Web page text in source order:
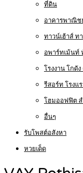
ที่ดิน
อาคารพาณิช
ทาวน์เฮ้าส์ ท
อพาร์ทเม้นท์
โรงงาน โกดั
รีสอร์ท โรงแ
โฮมออฟฟิต
อื่นๆ
รับโพสต์อสังหา
หวยเด็ด